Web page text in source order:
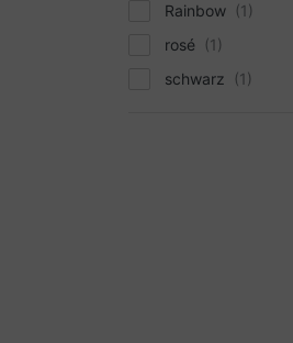
Rainbow
rosé
schwarz